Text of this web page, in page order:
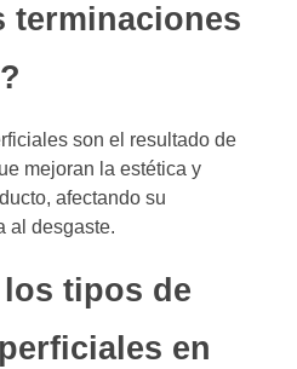
terminaciones
son el resultado de
mejoran la estética y
afectando su
al desgaste.
tipos de
en